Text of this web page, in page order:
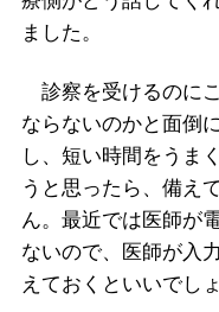
ました。
診察を受けるのに
ならないのかと面倒
し、短い時間をうま
うと思ったら、備え
ん。最近では医師が
ないので、医師が入
えておくといいでしょ